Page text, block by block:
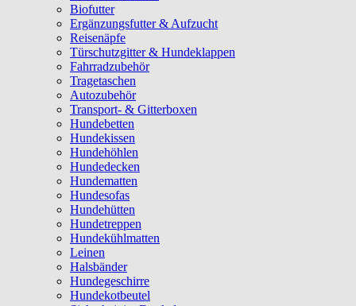
Biofutter
Ergänzungsfutter & Aufzucht
Reisenäpfe
Türschutzgitter & Hundeklappen
Fahrradzubehör
Tragetaschen
Autozubehör
Transport- & Gitterboxen
Hundebetten
Hundekissen
Hundehöhlen
Hundedecken
Hundematten
Hundesofas
Hundehütten
Hundetreppen
Hundekühlmatten
Leinen
Halsbänder
Hundegeschirre
Hundekotbeutel